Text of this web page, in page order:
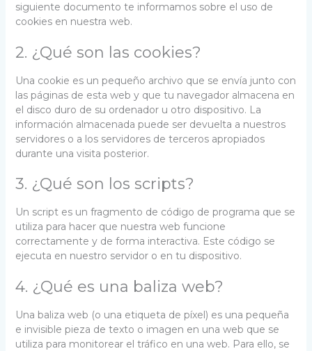
siguiente documento te informamos sobre el uso de
cookies en nuestra web.
2. ¿Qué son las cookies?
Una cookie es un pequeño archivo que se envía junto con
las páginas de esta web y que tu navegador almacena en
el disco duro de su ordenador u otro dispositivo. La
información almacenada puede ser devuelta a nuestros
servidores o a los servidores de terceros apropiados
durante una visita posterior.
3. ¿Qué son los scripts?
Un script es un fragmento de código de programa que se
utiliza para hacer que nuestra web funcione
correctamente y de forma interactiva. Este código se
ejecuta en nuestro servidor o en tu dispositivo.
4. ¿Qué es una baliza web?
Una baliza web (o una etiqueta de píxel) es una pequeña
e invisible pieza de texto o imagen en una web que se
utiliza para monitorear el tráfico en una web. Para ello, se